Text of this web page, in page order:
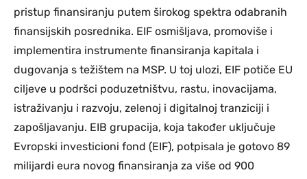
pristup finansiranju putem širokog spektra odabranih
finansijskih posrednika. EIF osmišljava, promoviše i
implementira instrumente finansiranja kapitala i
dugovanja s težištem na MSP. U toj ulozi, EIF potiče EU
ciljeve u podršci poduzetništvu, rastu, inovacijama,
istraživanju i razvoju, zelenoj i digitalnoj tranziciji i
zapošljavanju. EIB grupacija, koja također uključuje
Evropski investicioni fond (EIF), potpisala je gotovo 89
milijardi eura novog finansiranja za više od 900